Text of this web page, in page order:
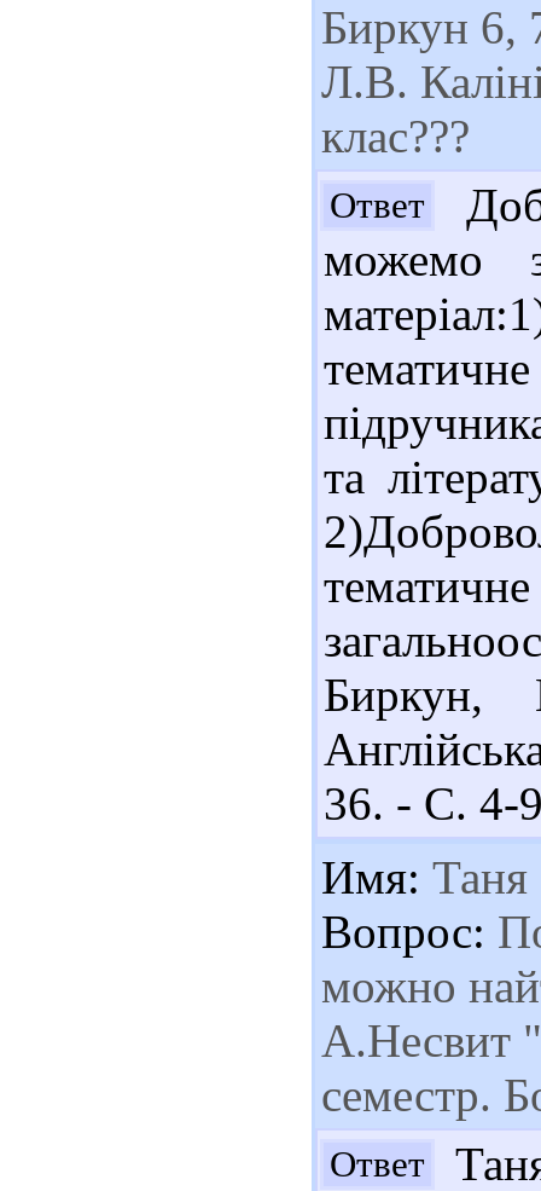
Биркун 6,
Л.В.
клас???
Ответ
можемо
та
36. - С. 4-
Имя: Таня
Вопрос:
можно
А.Несвит
семестр.
Ответ